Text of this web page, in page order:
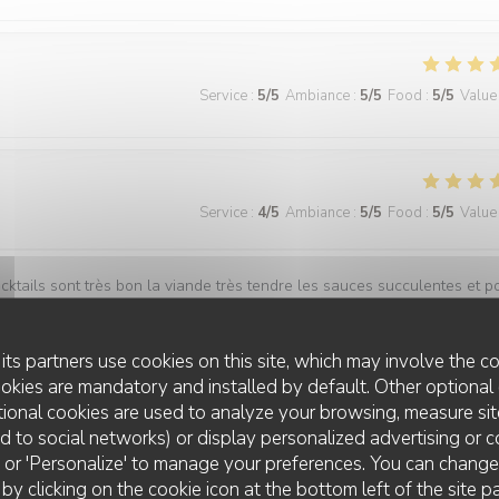
partners use cookies on this site, which may involve the
are mandatory and installed by default. Other optional
cookies are used to analyze your browsing, measure
to social networks) or display personalized advertising or
'Personalize' to manage your preferences. You can
clicking on the cookie icon at the bottom left of the site
Service : 5/5 Ambiance : 5/5 Food : 5/5 Value
Service : 4/5 Ambiance : 5/5 Food : 5/5 Value
sont très bon la viande très tendre les sauces succulentes et
abordable.
Service: 5/5 Ambiance: 5 /5 Food:5/5 Value